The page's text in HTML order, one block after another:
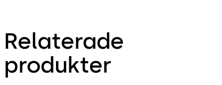
Relaterade
produkter